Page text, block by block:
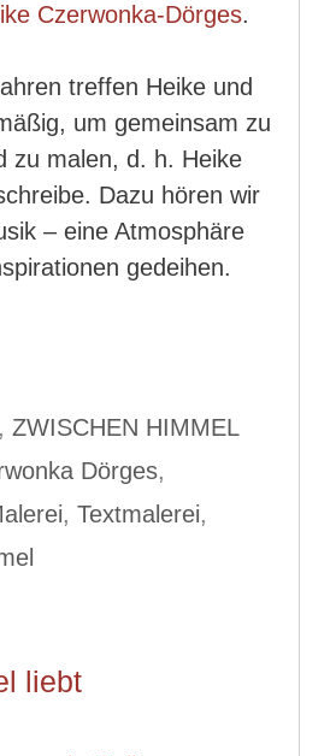
Czerwonka-Dörges.
treffen Heike und
um gemeinsam zu
zu malen, d. h. Heike
Dazu hören wir
– eine Atmosphäre
gedeihen.
, ZWISCHEN HIMMEL
Dörges,
, Textmalerei,
liebt